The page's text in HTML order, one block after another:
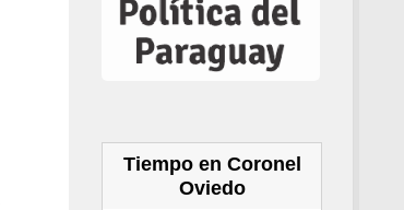
Tiempo en Coronel
Oviedo